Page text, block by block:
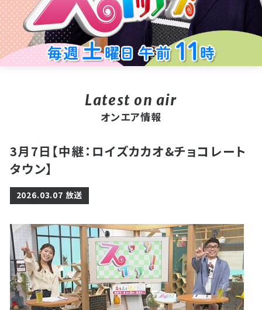
オンエア情報
3月7日【中継：ロイズカカオ&チョコレート
タウン】
2026.03.07 放送